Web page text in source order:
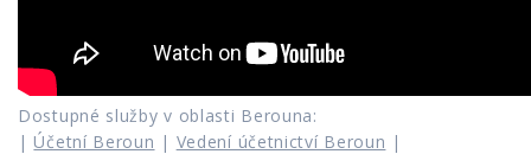
Dostupné služby v oblasti Berouna:
| Účetní Beroun | Vedení účetnictví Beroun |